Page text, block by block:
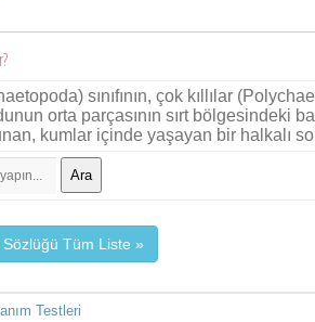
sınıfının, çok kıllılar
orta parçasının sırt bölgesindeki
kumlar içinde yaşayan bir halkalı
Ara
Tüm Liste »
Testleri